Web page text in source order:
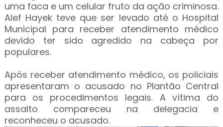
uma faca e um celular fruto da ação criminosa.
Alef Hayek teve que ser levado até o Hospital
Municipal para receber atendimento médico
devido ter sido agredido na cabeça por
populares.
Após receber atendimento médico, os policiais
apresentaram o acusado no Plantão Central
para os procedimentos legais. A vítima do
assalto compareceu na delegacia e
reconheceu o acusado.